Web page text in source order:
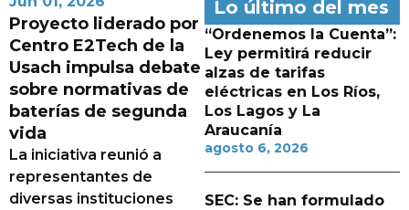
Proyecto liderado por
Centro E2Tech de la
Usach impulsa debate
sobre normativas de
baterías de segunda
vida
La iniciativa reunió a
representantes de
diversas instituciones
Lo último del mes
“Ordenemos la Cuenta”:
Ley permitirá reducir
alzas de tarifas
eléctricas en Los Ríos,
Los Lagos y La
Araucanía
agosto 6, 2026
SEC: Se han formulado